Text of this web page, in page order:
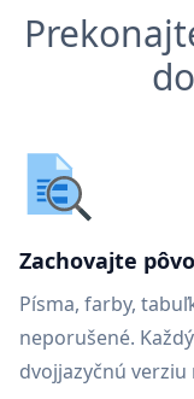
Zachovajte
Písma, farby,
neporušené.
dvojjazyčnú